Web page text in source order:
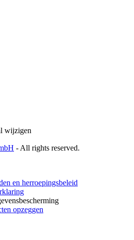
wijzigen
- All rights reserved.
en herroepingsbeleid
opzeggen